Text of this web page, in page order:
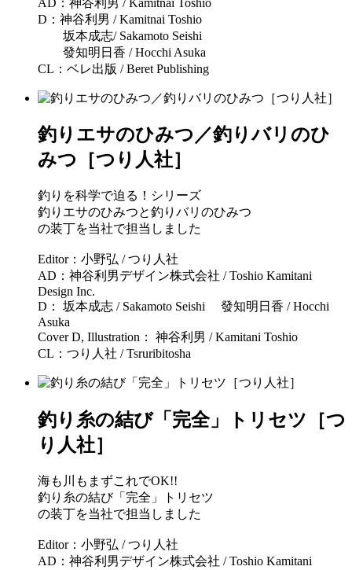
D：神谷利男 / Kamitnai Toshio
坂本成志/ Sakamoto Seishi
發知明日香 / Hocchi Asuka
CL：ベレ出版 / Beret Publishing
釣りエサのひみつ／釣りバリのひ
みつ［つり人社］
釣りを科学で迫る！シリーズ
釣りエサのひみつと釣りバリのひみつ
の装丁を当社で担当しました
Editor：小野弘 / つり人社
AD：神谷利男デザイン株式会社 / Toshio Kamitani
Design Inc.
D： 坂本成志 / Sakamoto Seishi 發知明日香 / Hocchi
Asuka
Cover D, Illustration： 神谷利男 / Kamitani Toshio
CL：つり人社 / Tsruribitosha
釣り糸の結び「完全」トリセツ［つ
り人社］
海も川もまずこれでOK!!
釣り糸の結び「完全」トリセツ
の装丁を当社で担当しました
Editor：小野弘 / つり人社
AD：神谷利男デザイン株式会社 / Toshio Kamitani